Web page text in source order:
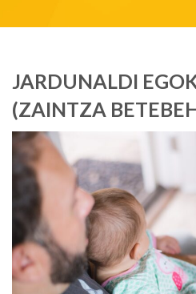
JARDUNALDI
(ZAINTZA